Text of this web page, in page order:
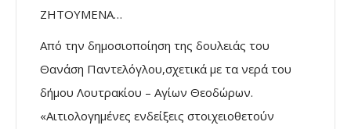
ΖΗΤΟΥΜΕΝΑ…
Από την δημοσιοποίηση της δουλειάς του
Θανάση Παντελόγλου,σχετικά με τα νερά του
δήμου Λουτρακίου – Αγίων Θεοδώρων.
«Αιτιολογημένες ενδείξεις στοιχειοθετούν